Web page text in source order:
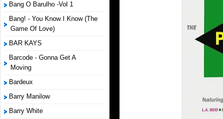
Bang O Barulho -Vol 1
Bang! - You Know I Know (The
Game Of Love)
BAR KAYS
Barcode - Gonna Get A
Moving
Bardeux
Barry Manilow
Barry White